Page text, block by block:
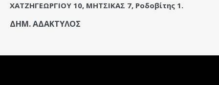
ΧΑΤΖΗΓΕΩΡΓΙΟΥ 10, ΜΗΤΣΙΚΑΣ 7, Ροδοβίτης 1.
ΔΗΜ. ΑΔΑΚΤΥΛΟΣ